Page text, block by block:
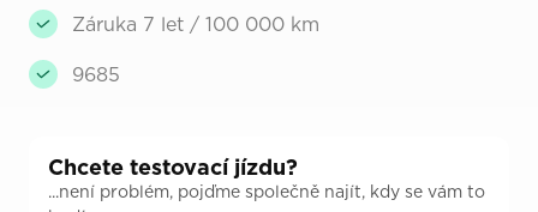
Záruka 7 let / 100 000 km
9685
Chcete testovací jízdu?
...není problém, pojďme společně najít, kdy se vám to